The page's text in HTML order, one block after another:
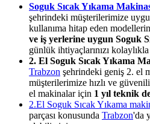
Soguk Sıcak Yıkama
şehrindeki müşterilerimize
kullanıma hitap eden
ve iş yerlerine uygun Soguk
günlük ihtiyaçlarınızı
2. El Soguk Sıcak Yıkama
Trabzon şehrindeki geniş 2. el
müşterilerimize hızlı ve
el makinalar için 1 yıl teknik
2.El Soguk Sıcak Yıkama
parçası konusunda Trabzon'da